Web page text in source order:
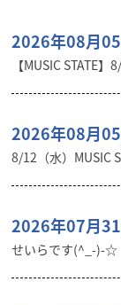
2026年08月
【MUSIC STATE
2026年08月
8/12（水）MUSIC
2026年07月
せいらです(^_-)-☆